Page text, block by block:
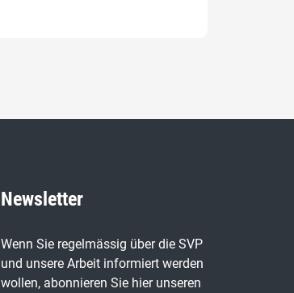
Newsletter
Wenn Sie regelmässig über die SVP
und unsere Arbeit informiert werden
wollen, abonnieren Sie hier unseren